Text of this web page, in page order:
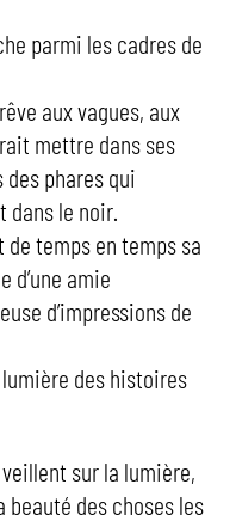
parmi les cadres de
aux vagues, aux
mettre dans ses
phares qui
le noir.
temps en temps sa
d’une amie
d’impressions de
des histoires
sur la lumière,
beauté des choses les